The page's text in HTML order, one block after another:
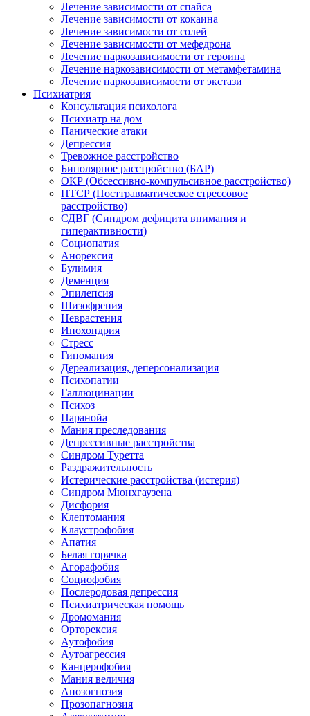
Лечение зависимости от спайса
Лечение зависимости от кокаина
Лечение зависимости от солей
Лечение зависимости от мефедрона
Лечение наркозависимости от героина
Лечение наркозависимости от метамфетамина
Лечение наркозависимости от экстази
Психиатрия
Консультация психолога
Психиатр на дом
Панические атаки
Депрессия
Тревожное расстройство
Биполярное расстройство (БАР)
ОКР (Обсессивно-компульсивное расстройство)
ПТСР (Посттравматическое стрессовое
расстройство)
СДВГ (Синдром дефицита внимания и
гиперактивности)
Социопатия
Анорексия
Булимия
Деменция
Эпилепсия
Шизофрения
Неврастения
Ипохондрия
Стресс
Гипомания
Дереализация, деперсонализация
Психопатии
Галлюцинации
Психоз
Паранойа
Мания преследования
Депрессивные расстройства
Синдром Туретта
Раздражительность
Истерические расстройства (истерия)
Синдром Мюнхгаузена
Дисфория
Клептомания
Клаустрофобия
Апатия
Белая горячка
Агорафобия
Социофобия
Послеродовая депрессия
Психиатрическая помощь
Дромомания
Орторексия
Аутофобия
Аутоагрессия
Канцерофобия
Мания величия
Анозогнозия
Прозопагнозия